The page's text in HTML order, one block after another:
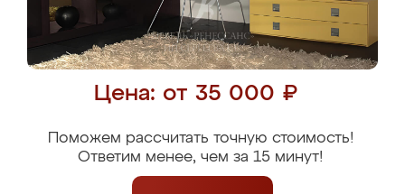
Цена: от 35 000 ₽
Поможем рассчитать точную стоимость!
Ответим менее, чем за 15 минут!